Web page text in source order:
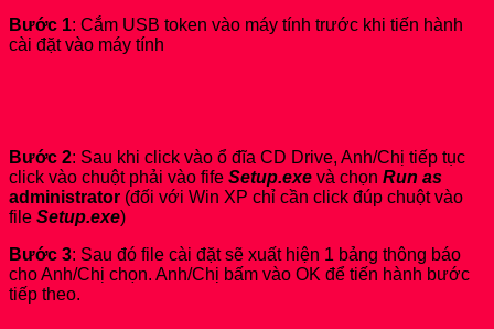
Bước 1: Cắm USB token vào máy tính trước khi tiến hành
cài đặt vào máy tính
Bước 2: Sau khi click vào ổ đĩa CD Drive, Anh/Chị tiếp tục
click vào chuột phải vào fife Setup.exe và chọn Run as
administrator (đối với Win XP chỉ cần click đúp chuột vào
file Setup.exe)
Bước 3: Sau đó file cài đặt sẽ xuất hiện 1 bảng thông báo
cho Anh/Chị chọn. Anh/Chị bấm vào OK để tiến hành bước
tiếp theo.